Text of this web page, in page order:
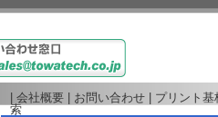
会社概要 お問い合わせ
プリント
索